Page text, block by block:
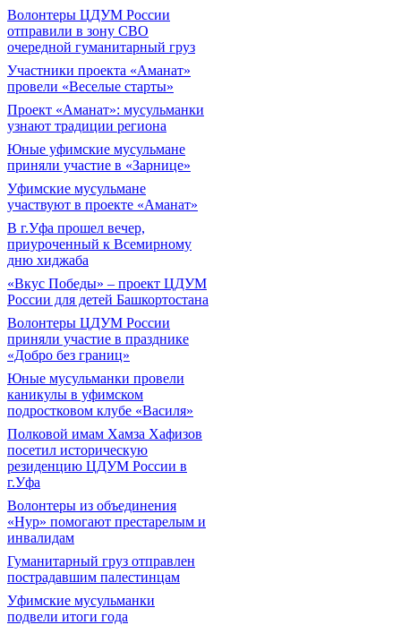
Волонтеры ЦДУМ России
отправили в зону СВО
очередной гуманитарный груз
Участники проекта «Аманат»
провели «Веселые старты»
Проект «Аманат»: мусульманки
узнают традиции региона
Юные уфимские мусульмане
приняли участие в «Зарнице»
Уфимские мусульмане
участвуют в проекте «Аманат»
В г.Уфа прошел вечер,
приуроченный к Всемирному
дню хиджаба
«Вкус Победы» – проект ЦДУМ
России для детей Башкортостана
Волонтеры ЦДУМ России
приняли участие в празднике
«Добро без границ»
Юные мусульманки провели
каникулы в уфимском
подростковом клубе «Василя»
Полковой имам Хамза Хафизов
посетил историческую
резиденцию ЦДУМ России в
г.Уфа
Волонтеры из объединения
«Нур» помогают престарелым и
инвалидам
Гуманитарный груз отправлен
пострадавшим палестинцам
Уфимские мусульманки
подвели итоги года